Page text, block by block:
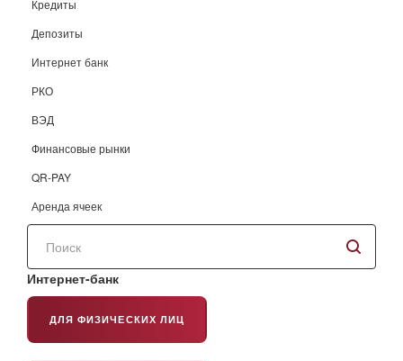
Кредиты
Депозиты
Интернет банк
РКО
ВЭД
Финансовые рынки
QR-PAY
Аренда ячеек
Поиск
сайту
Интернет-банк
ДЛЯ ФИЗИЧЕСКИХ ЛИЦ